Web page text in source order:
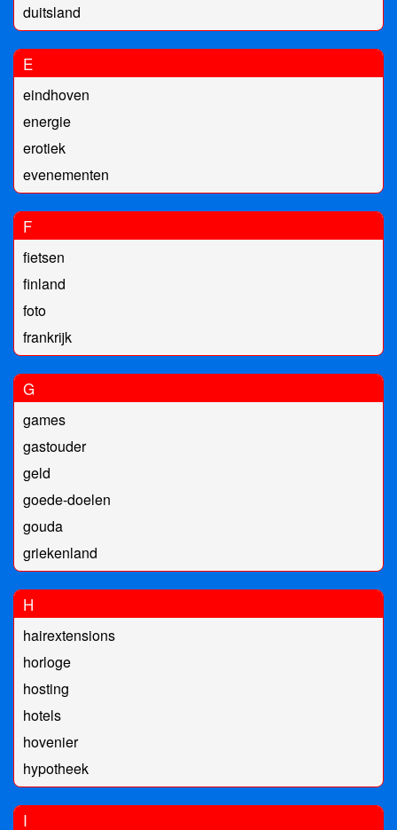
duitsland
E
eindhoven
energie
erotiek
evenementen
F
fietsen
finland
foto
frankrijk
G
games
gastouder
geld
goede-doelen
gouda
griekenland
H
hairextensions
horloge
hosting
hotels
hovenier
hypotheek
I